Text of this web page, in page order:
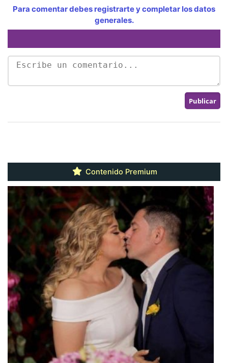
Para comentar debes registrarte y completar los datos
generales.
Contenido Premium